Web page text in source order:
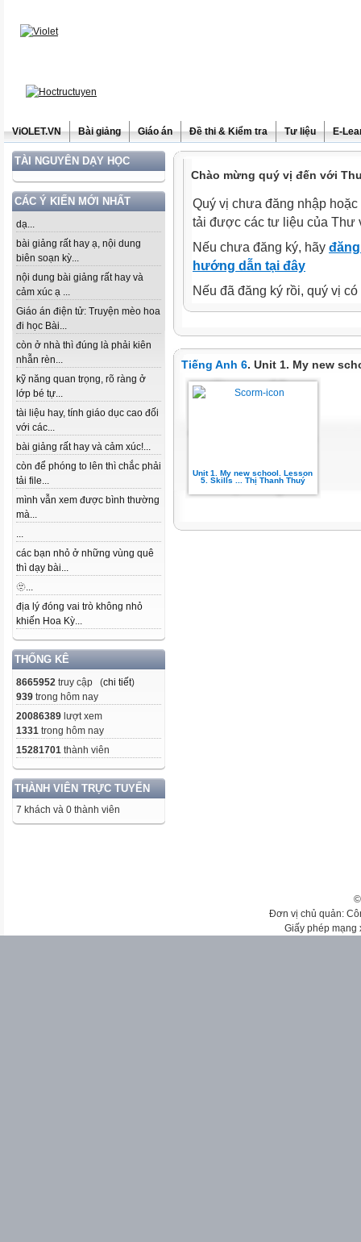
ViOLET.VN Bài giảng Giáo án Đề thi & Kiểm tra Tư liệu E-
TÀI NGUYÊN DẠY HỌC
CÁC Ý KIẾN MỚI NHẤT
dạ...
bài giảng rất hay ạ, nội dung
biên soạn kỳ...
nội dung bài giảng rất hay và
cảm xúc ạ ...
Giáo án điện tử: Truyện mèo hoa
đi học Bài...
còn ở nhà thì đúng là phải kiên
nhẫn rèn...
kỹ năng quan trọng, rõ ràng ở
lớp bé tự...
tài liệu hay, tính giáo dục cao đối
với các...
bài giảng rất hay và cảm xúc!...
còn để phóng to lên thì chắc phải
tải file...
mình vẫn xem được bình thường
mà...
...
các bạn nhỏ ở những vùng quê
thì dạy bài...
🫥...
địa lý đóng vai trò không nhỏ
khiến Hoa Kỳ...
THỐNG KÊ
8665952 truy cập (chi tiết)
939 trong hôm nay
20086389 lượt xem
1331 trong hôm nay
15281701 thành viên
THÀNH VIÊN TRỰC TUYẾN
7 khách và 0 thành viên
Chào mừng quý vị đến với
Quý vị chưa đăng nhập
tải được các tư liệu của Thư
Nếu chưa đăng ký, hãy
hướng dẫn tại đây
Nếu đã đăng ký rồi, quý vị
Tiếng Anh 6. Unit 1. My new
Unit 1. My new school. Lesson
5. Skills ... Thị Thanh Thuý
Đơn vị chủ quản:
Giấy phép mạng